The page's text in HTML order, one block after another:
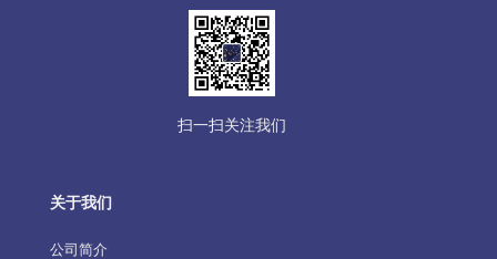
关于我们
公司简介
扫一扫关注我们